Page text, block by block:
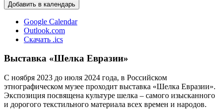
Добавить в календарь
Google Calendar
Outlook.com
Скачать .ics
Выставка «Шелка Евразии»
С ноября 2023 до июля 2024 года, в Российском
этнографическом музее проходит выставка «Шелка Евразии».
Экспозиция посвящена культуре шелка – самого изысканного
и дорогого текстильного материала всех времен и народов.